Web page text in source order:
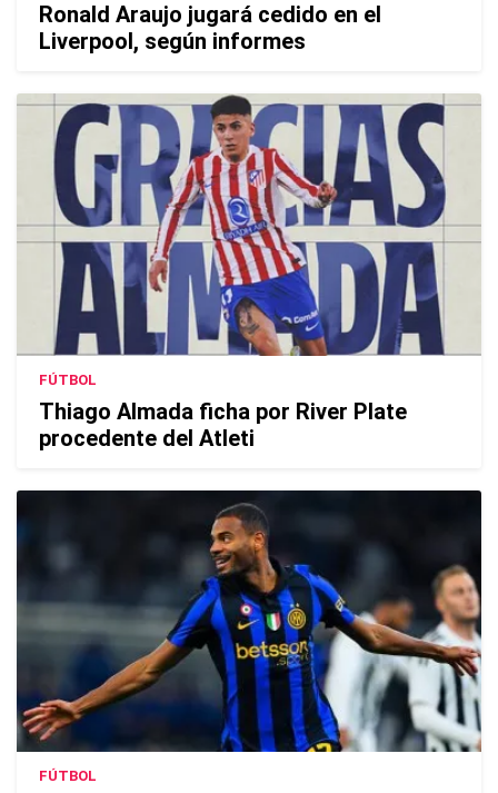
Ronald Araujo jugará cedido en el
Liverpool, según informes
FÚTBOL
Thiago Almada ficha por River Plate
procedente del Atleti
FÚTBOL